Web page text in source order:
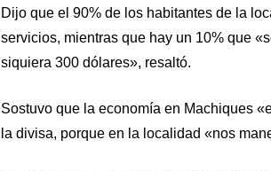
Dijo que el 90% de los habitantes de la
servicios, mientras que hay un 10% que
siquiera 300 dólares», resaltó.
Sostuvo que la economía en Machiques
la divisa, porque en la localidad «nos